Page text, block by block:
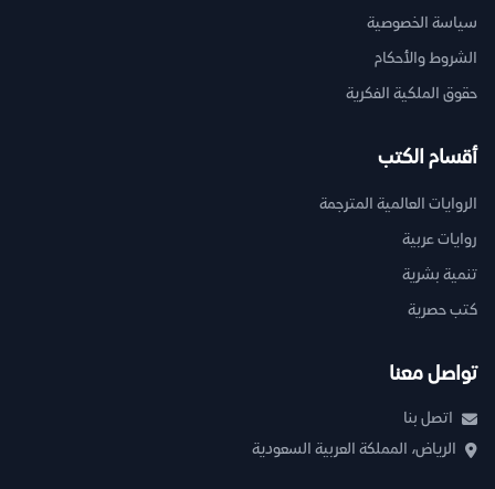
سياسة الخصوصية
الشروط والأحكام
حقوق الملكية الفكرية
أقسام الكتب
الروايات العالمية المترجمة
روايات عربية
تنمية بشرية
كتب حصرية
تواصل معنا
اتصل بنا
الرياض، المملكة العربية السعودية